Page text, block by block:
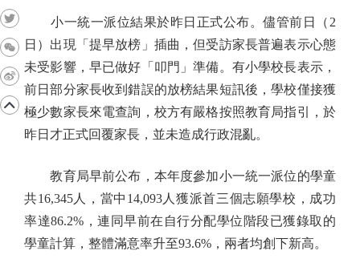
小一統一派位結果於昨日正式公布。儘管前日（2
日）出現「提早放榜」插曲，但受訪家長普遍表示心態
未受影響，早已做好「叩門」準備。有小學校長表示，
前日部分家長收到錯誤的放榜結果短訊後，學校僅接獲
極少數家長來電查詢，校方有嚴格按照教育局指引，於
昨日才正式回覆家長，並未造成行政混亂。
教育局早前公布，本年度參加小一統一派位的學童
共16,345人，當中14,093人獲派首三個志願學校，成功
率達86.2%，連同早前在自行分配學位階段已獲錄取的
學童計算，整體滿意率升至93.6%，兩者均創下新高。